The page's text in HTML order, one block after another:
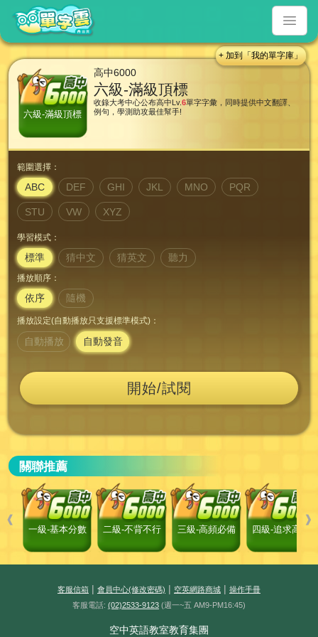
+ 加到「我的單字庫」
六級-滿級頂標
高中6000
六級-滿級頂標
收錄大考中心公布高中Lv.6單字字彙，同時提供中文翻譯、
例句，學測助攻最佳幫手!
範圍選擇：
ABC DEF GHI JKL MNO PQR
STU VW XYZ
學習模式：
標準 猜中文 猜英文 聽力
播放順序：
依序 隨機
播放設定(自動播放只支援標準模式)：
自動播放 自動發音
開始/試閱
關聯推薦
❰ ❱
一級-基本分數 二級-不背不行 三級-高頻必備 四級-追求高分
客服信箱 | 會員中心(修改密碼) | 空英網路商城 | 操作手冊
客服電話: (02)2533-9123 (週一~五 AM9-PM16:45)
空中英語教室教育集團